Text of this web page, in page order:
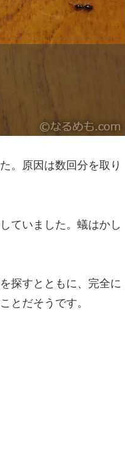
。原因は数回分を取り
ていました。蟻はかし
探すとともに、完全に
とだそうです。